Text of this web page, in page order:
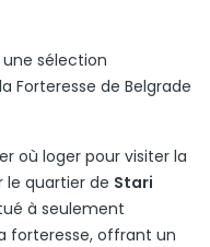
sélection
Forteresse de Belgrade
où loger pour visiter la
le quartier de Stari
à seulement
forteresse, offrant un